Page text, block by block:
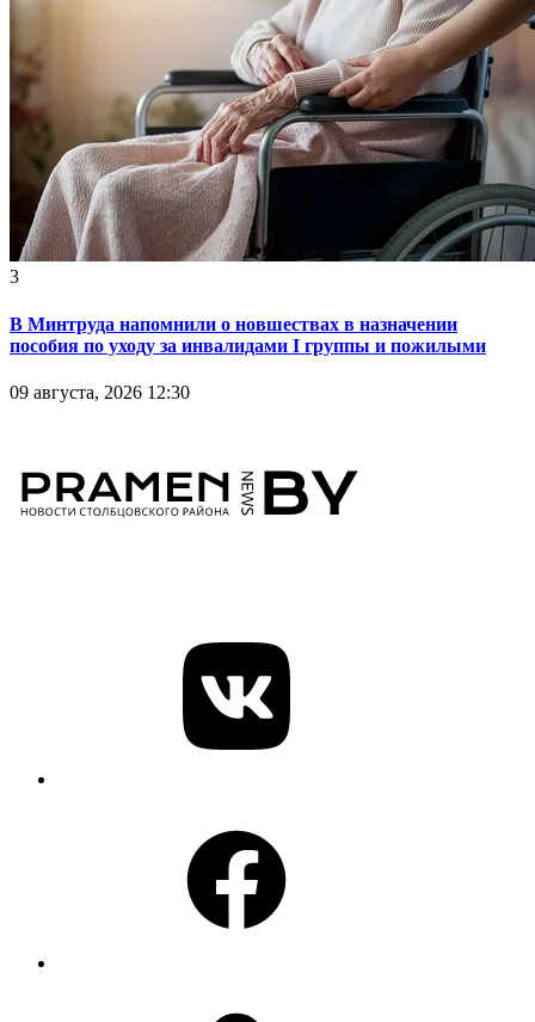
3
В Минтруда напомнили о новшествах в назначении
пособия по уходу за инвалидами I группы и пожилыми
09 августа, 2026 12:30